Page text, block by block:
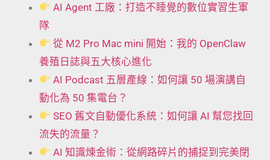
AI Agent 工廠：打造不睡覺的數位實習生軍
隊
從 M2 Pro Mac mini 開始：我的 OpenClaw
養殖日誌與五大核心進化
AI Podcast 五層產線：如何讓 50 場演講自
動化為 50 集電台？
SEO 舊文自動優化系統：如何讓 AI 幫您找回
流失的流量？
AI 知識煉金術：從網路碎片的捕捉到完美閉